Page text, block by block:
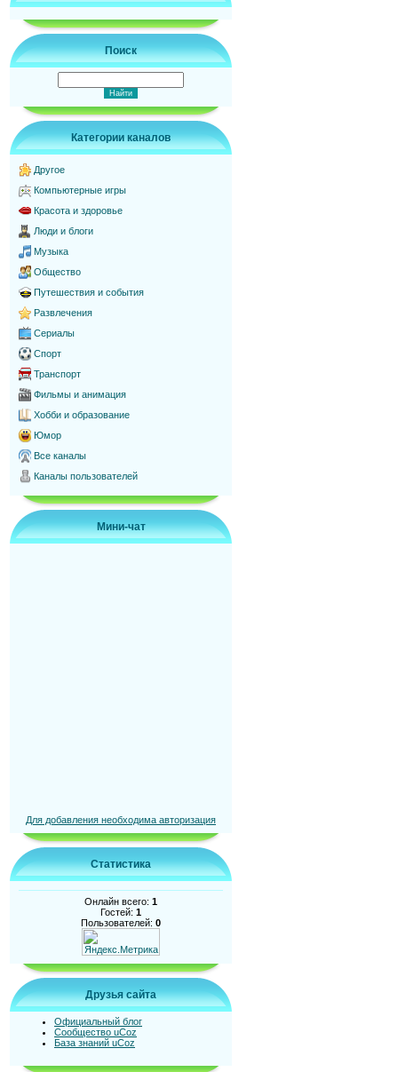
Поиск
Категории каналов
Другое
Компьютерные игры
Красота и здоровье
Люди и блоги
Музыка
Общество
Путешествия и события
Развлечения
Сериалы
Спорт
Транспорт
Фильмы и анимация
Хобби и образование
Юмор
Все каналы
Каналы пользователей
Мини-чат
Для добавления необходима авторизация
Статистика
Онлайн всего: 1
Гостей: 1
Пользователей: 0
Друзья сайта
Официальный блог
Сообщество uCoz
База знаний uCoz